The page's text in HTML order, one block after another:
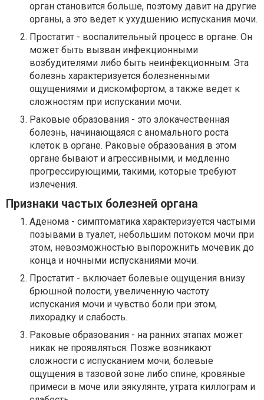
орган становится больше, поэтому давит на другие
органы, а это ведет к ухудшению испускания мочи.
Простатит - воспалительный процесс в органе. Он
может быть вызван инфекционными
возбудителями либо быть неинфекционным. Эта
болезнь характеризуется болезненными
ощущениями и дискомфортом, а также ведет к
сложностям при испускании мочи.
Раковые образования - это злокачественная
болезнь, начинающаяся с аномального роста
клеток в органе. Раковые образования в этом
органе бывают и агрессивными, и медленно
прогрессирующими, такими, которые требуют
излечения.
Признаки частых болезней органа
Аденома - симптоматика характеризуется частыми
позывами в туалет, небольшим потоком мочи при
этом, невозможностью выпорожнить мочевик до
конца и ночными испусканиями мочи.
Простатит - включает болевые ощущения внизу
брюшной полости, увеличенную частоту
испускания мочи и чувство боли при этом,
лихорадку и слабость.
Раковые образования - на ранних этапах может
никак не проявляться. Позже возникают
сложности с испусканием мочи, болевые
ощущения в тазовой зоне либо спине, кровяные
примеси в моче или эякулянте, утрата киллограм и